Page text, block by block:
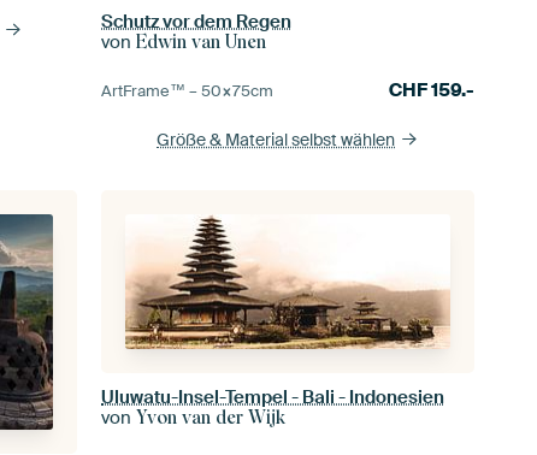
Schutz vor dem Regen
vonEdwin van Unen
ArtFrame™ –50×75cm CHF159.-
Größe & Material selbst wählen
Uluwatu-Insel-Tempel - Bali - Indonesien
vonYvon van der Wijk